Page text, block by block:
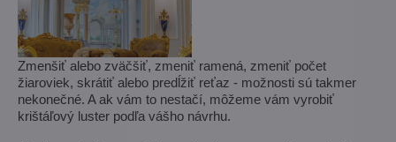
Zmenšiť alebo zväčšiť, zmeniť ramená, zmeniť počet
žiaroviek, skrátiť alebo predĺžiť reťaz - možnosti sú takmer
nekonečné. A ak vám to nestačí, môžeme vám vyrobiť
krištáľový luster podľa vášho návrhu.